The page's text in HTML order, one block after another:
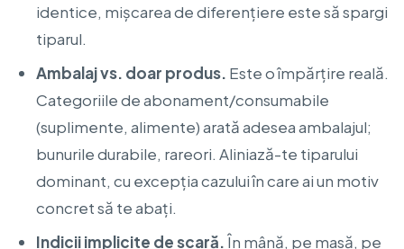
identice, mișcarea de diferențiere este să spargi
tiparul.
Ambalaj vs. doar produs. Este o împărțire reală.
Categoriile de abonament/consumabile
(suplimente, alimente) arată adesea ambalajul;
bunurile durabile, rareori. Aliniază-te tiparului
dominant, cu excepția cazului în care ai un motiv
concret să te abați.
Indicii implicite de scară.În mână, pe masă, pe